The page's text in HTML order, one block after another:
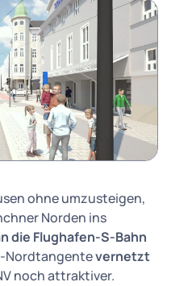
ohne umzusteigen,
Norden ins
die Flughafen-S-Bahn
Nordtangentevernetzt
noch attraktiver.